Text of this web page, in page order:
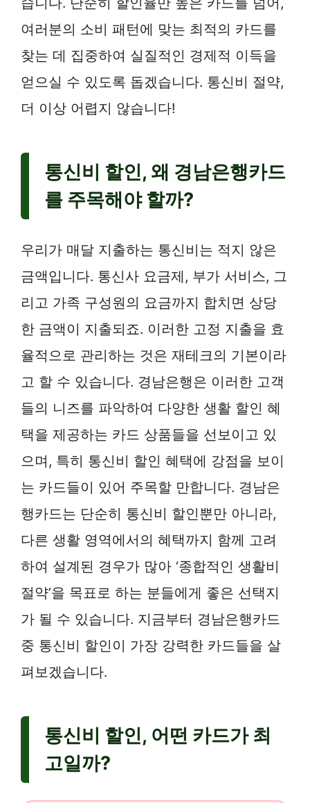
여러분의 소비 패턴에 맞는 최적의 카드를
찾는 데 집중하여 실질적인 경제적 이득을
얻으실 수 있도록 돕겠습니다. 통신비 절약,
더 이상 어렵지 않습니다!
통신비 할인, 왜 경남은행카드
를 주목해야 할까?
우리가 매달 지출하는 통신비는 적지 않은
금액입니다. 통신사 요금제, 부가 서비스, 그
리고 가족 구성원의 요금까지 합치면 상당
한 금액이 지출되죠. 이러한 고정 지출을 효
율적으로 관리하는 것은 재테크의 기본이라
고 할 수 있습니다. 경남은행은 이러한 고객
들의 니즈를 파악하여 다양한 생활 할인 혜
택을 제공하는 카드 상품들을 선보이고 있
으며, 특히 통신비 할인 혜택에 강점을 보이
는 카드들이 있어 주목할 만합니다. 경남은
행카드는 단순히 통신비 할인뿐만 아니라,
다른 생활 영역에서의 혜택까지 함께 고려
하여 설계된 경우가 많아 ‘종합적인 생활비
절약’을 목표로 하는 분들에게 좋은 선택지
가 될 수 있습니다. 지금부터 경남은행카드
중 통신비 할인이 가장 강력한 카드들을 살
펴보겠습니다.
통신비 할인, 어떤 카드가 최
고일까?